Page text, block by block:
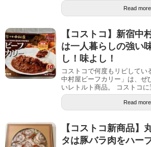
Read
【コストコ】新宿中
は一人暮らしの強い
し！味よし！
コストコで何度もリピしてい
中村屋ビーフカリー」は、ぜ
いレトルト商品。 コストコ
Read
【コストコ新商品】
タは豚バラ肉をハー